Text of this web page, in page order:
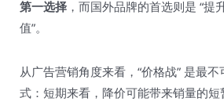
第一选择 ，而国外品牌的首选则是 “提
值”。​
从广告营销角度来看，“价格战” 是最
式：短期来看，降价可能带来销量的